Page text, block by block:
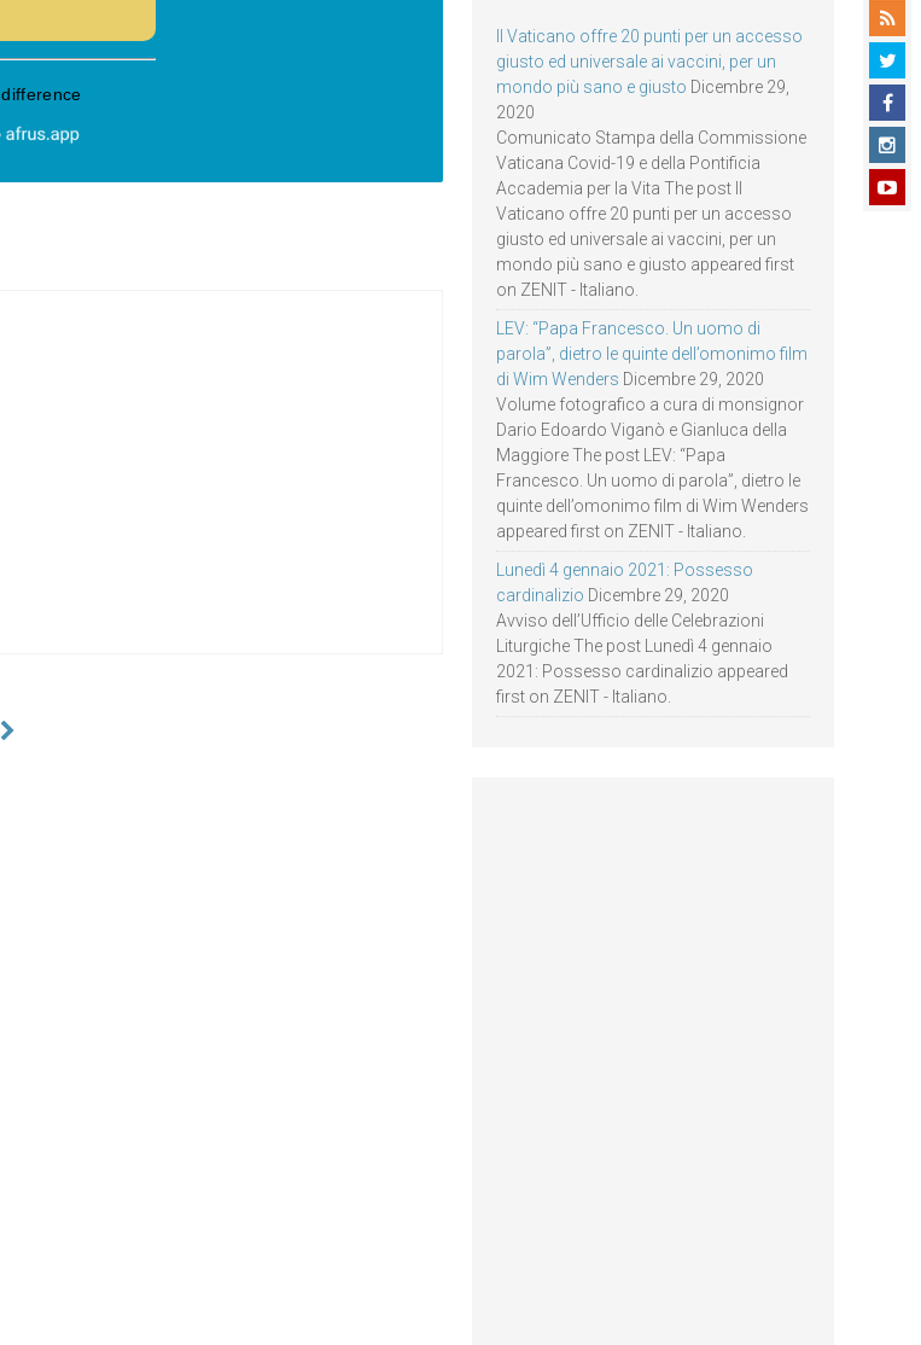
Il Vaticano offre 20 punti per un accesso
giusto ed universale ai vaccini, per un
mondo più sano e giusto Dicembre 29,
2020
Comunicato Stampa della Commissione
Vaticana Covid-19 e della Pontificia
Accademia per la Vita The post Il
Vaticano offre 20 punti per un accesso
giusto ed universale ai vaccini, per un
mondo più sano e giusto appeared first
on ZENIT - Italiano.
LEV: “Papa Francesco. Un uomo di
parola”, dietro le quinte dell’omonimo film
di Wim Wenders Dicembre 29, 2020
Volume fotografico a cura di monsignor
Dario Edoardo Viganò e Gianluca della
Maggiore The post LEV: “Papa
Francesco. Un uomo di parola”, dietro le
quinte dell’omonimo film di Wim Wenders
appeared first on ZENIT - Italiano.
Lunedì 4 gennaio 2021: Possesso
cardinalizio Dicembre 29, 2020
Avviso dell’Ufficio delle Celebrazioni
Liturgiche The post Lunedì 4 gennaio
2021: Possesso cardinalizio appeared
first on ZENIT - Italiano.